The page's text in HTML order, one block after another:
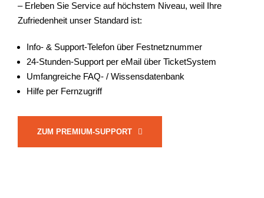
– Erleben Sie Service auf höchstem Niveau, weil Ihre
Zufriedenheit unser Standard ist:
Info- & Support-Telefon über Festnetznummer
24-Stunden-Support per eMail über TicketSystem
Umfangreiche FAQ- / Wissensdatenbank
Hilfe per Fernzugriff
ZUM PREMIUM-SUPPORT